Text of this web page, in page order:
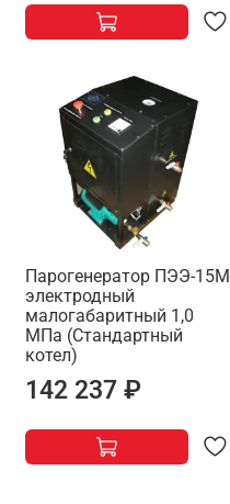
Парогенератор ПЭЭ-15М
электродный
малогабаритный 1,0
МПа (Стандартный
котел)
142 237 ₽